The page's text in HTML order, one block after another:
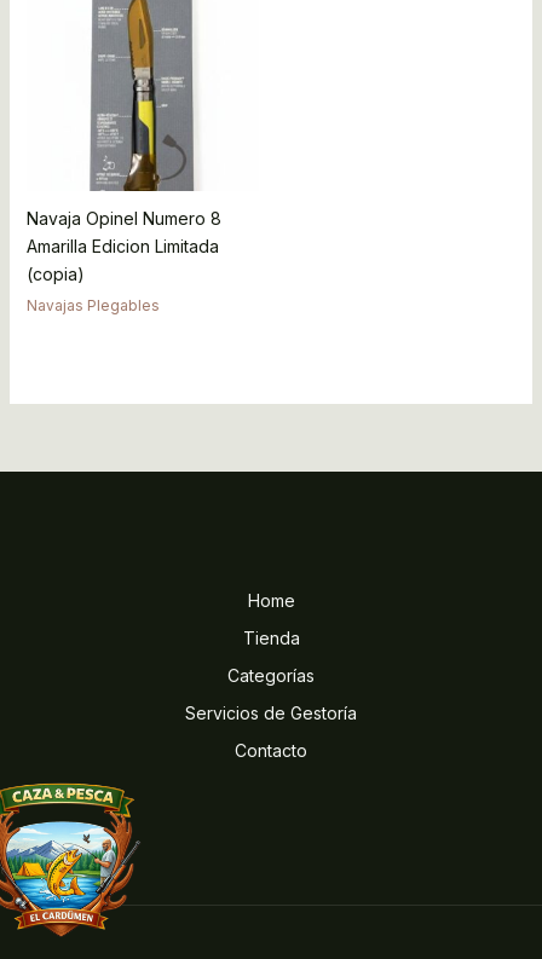
Navaja Opinel Numero 8
Amarilla Edicion Limitada
(copia)
Navajas Plegables
Home
Tienda
Categorías
Servicios de Gestoría
Contacto